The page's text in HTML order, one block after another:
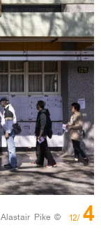
4
/12
© AFP 2023 / Alastair Pike